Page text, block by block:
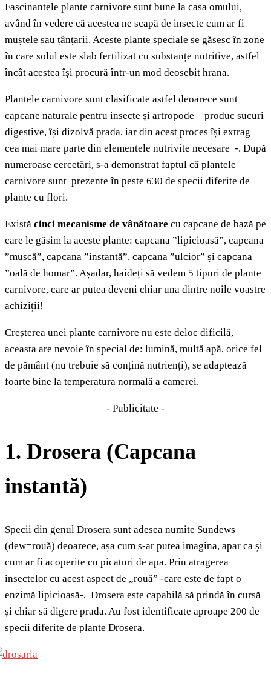
Fascinantele plante carnivore sunt bune la casa omului,
având în vedere că acestea ne scapă de insecte cum ar fi
muștele sau țânțarii. Aceste plante speciale se găsesc în zone
în care solul este slab fertilizat cu substanțe nutritive, astfel
încât acestea își procură într-un mod deosebit hrana.
Plantele carnivore sunt clasificate astfel deoarece sunt
capcane naturale pentru insecte și artropode – produc sucuri
digestive, își dizolvă prada, iar din acest proces își extrag
cea mai mare parte din elementele nutrivite necesare -. După
numeroase cercetări, s-a demonstrat faptul că plantele
carnivore sunt prezente în peste 630 de specii diferite de
plante cu flori.
Există cinci mecanisme de vânătoare cu capcane de bază pe
care le găsim la aceste plante: capcana ”lipicioasă”, capcana
”muscă”, capcana ”instantă”, capcana ”ulcior” și capcana
”oală de homar”. Așadar, haideți să vedem 5 tipuri de plante
carnivore, care ar putea deveni chiar una dintre noile voastre
achiziții!
Creșterea unei plante carnivore nu este deloc dificilă,
aceasta are nevoie în special de: lumină, multă apă, orice fel
de pământ (nu trebuie să conțină nutrienți), se adaptează
foarte bine la temperatura normală a camerei.
- Publicitate -
1. Drosera (Capcana
instantă)
Specii din genul Drosera sunt adesea numite Sundews
(dew=rouă) deoarece, așa cum s-ar putea imagina, apar ca și
cum ar fi acoperite cu picaturi de apa. Prin atragerea
insectelor cu acest aspect de „rouă” -care este de fapt o
enzimă lipicioasă-, Drosera este capabilă să prindă în cursă
și chiar să digere prada. Au fost identificate aproape 200 de
specii diferite de plante Drosera.